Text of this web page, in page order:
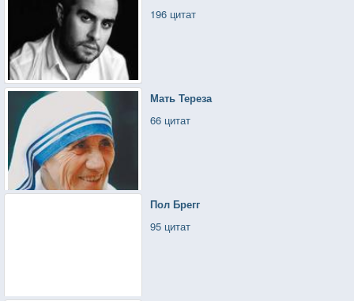
196 цитат
Мать Тереза
66 цитат
Пол Брегг
95 цитат